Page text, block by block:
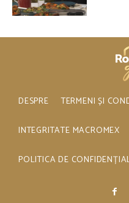
DESPRE TERMENI ȘI
INTEGRITATE MACROMEX
POLITICA DE